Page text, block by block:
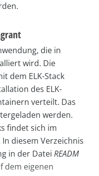
die in
wird. Die
dem ELK-Stack
des ELK-
verteilt. Das
werden.
findet sich im
In diesem Verzeichnis
in der Datei READM
dem eigenen